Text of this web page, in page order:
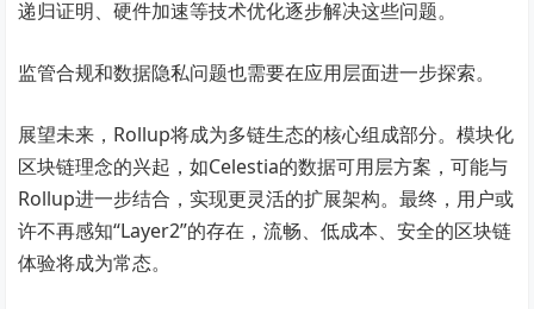
递归证明、硬件加速等技术优化逐步解决这些问题。
监管合规和数据隐私问题也需要在应用层面进一步探索。
展望未来，Rollup将成为多链生态的核心组成部分。模块化
区块链理念的兴起，如Celestia的数据可用层方案，可能与
Rollup进一步结合，实现更灵活的扩展架构。最终，用户或
许不再感知“Layer2”的存在，流畅、低成本、安全的区块链
体验将成为常态。